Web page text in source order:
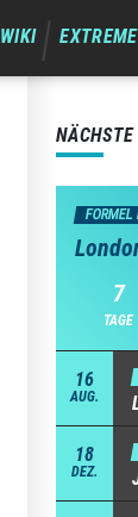
WIKI
FORMEL
7
TAGE
16
AUG.
18
DEZ.